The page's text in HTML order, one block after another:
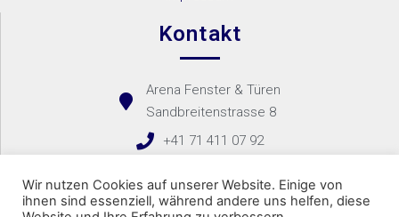
SOFTLINE
68
MB-86SI
HS
Kontakt
Arena Fenster & Türen
Sandbreitenstrasse 8
+41 71 411 07 92
Wir nutzen Cookies auf unserer Website. Einige von
ihnen sind essenziell, während andere uns helfen, diese